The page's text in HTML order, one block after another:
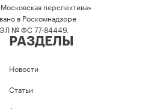
перспектива»
в Роскомнадзоре
№ ФС 77-84449.
РАЗДЕЛЫ
Новости
Статьи